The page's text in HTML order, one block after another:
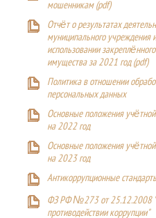
мошенникам (pdf)
Отчёт о результатах
муниципального учреждения
использовании
имущества за 2021 год (pdf)
Политика в отношении
персональных данных
Основные положения
на 2022 год
Основные положения
на 2023 год
Антикоррупционные
ФЗ РФ №273 от 25.12.2008
противодействии коррупции"